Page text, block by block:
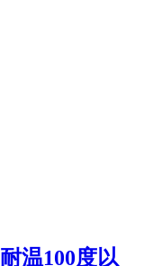
温100度以